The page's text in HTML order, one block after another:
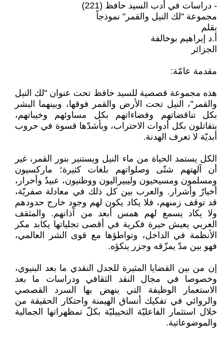
- دراسات في أدب السيد حافظ (221)
مجموعة "لك النيل والقمر" نموذجاً
بقلم
أ.د إبراهيم بوخالفة
الجزائر
مقدمة عامّة:
هذه مجموعة قصصية للسيد حافظ تحت عنوان "لك النيل
والقمر"، النيل تحت الأرض والقمر فوقها، وبينهما البشر
بكل تناقضاتهم وفضاءاتهم بكل مساوئهم وخيباتهم،
يتقاتلون بكل أدوات الاحتراب، وبأشدّها قسوة في حروب
أبديّة لا تعرف الهدنة.
الكل يستمد الحياة من ماء النيل ويستنير بنور القمر، غير
أن آلهتهم شتّى وصلواتهم بلغات كثيرة؛ ماركسيون
ومسلمون ومسيحيون وليبيراليون ووطنيون، عبيدٌ وأحرار،
أخيارٌ وأشرار. والعرب بين كل ذلك في معادلة صفريّة،
قد توقف زمنهم، فلا يكاد يكون لهم وجود خارج حدودهم
ولا يكاد يسمع لهم همس أبعد من آذانهم. والمثقف
العربي يعيش حيرة فكرية في أقصى تجلياتها يكابد مكر
الأنظمة في الداخل، وتواطؤها مع قوى الشر العالمي،
فهو بين مدّ يمزّقه وجزر ينكؤه.
إن من بين القضايا المثيرة للجدل النقدي ما بعد البنيوي،
وخصوصا في مجال النقد الثقافي ودراسات ما بعد
الاستعمار الوظيفة التي ينهض بها السرد القصصي
والروائي في تفكيك أنساق الهيمنة واحتكار الحقيقة من
خلال استثمار الفاعليّة التخييليّة بكلّ تمظهراتها الجمالية
والموضوعاتية.